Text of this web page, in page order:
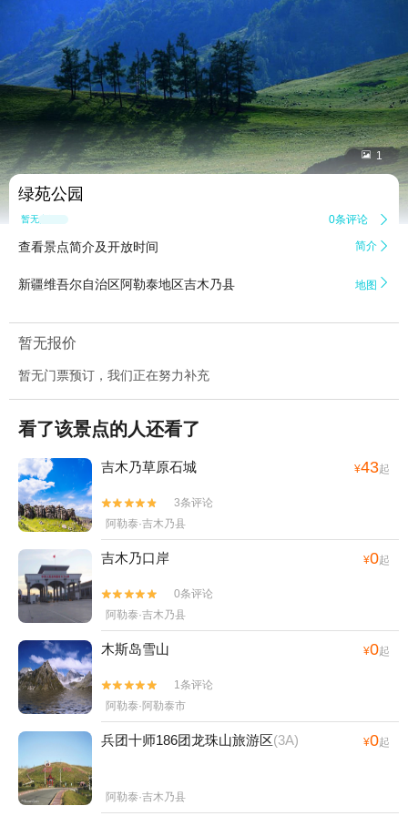
 1
绿苑公园
暂无点评 0条评论 
查看景点简介及开放时间 简介 
新疆维吾尔自治区阿勒泰地区吉木乃县 地图 
暂无报价
暂无门票预订，我们正在努力补充
看了该景点的人还看了
吉木乃草原石城 ¥43起


3条评论
阿勒泰·吉木乃县
吉木乃口岸 ¥0起


0条评论
阿勒泰·吉木乃县
木斯岛雪山 ¥0起


1条评论
阿勒泰·阿勒泰市
兵团十师186团龙珠山旅游区(3A) ¥0起
阿勒泰·吉木乃县